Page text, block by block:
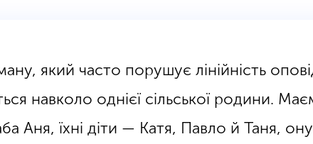
який часто порушує лінійність
навколо однієї сільської родини.
Аня, їхні діти — Катя, Павло й Таня,